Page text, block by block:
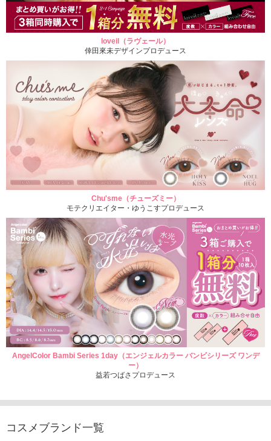
loveil（ラヴェール）
倖田來未デザインプロデュース
Chu'sme（チューズミー）
モテクリエイター・ゆうこすプロデュース
AngelColor Bambi Series 1day（エンジェルカラー バンビシリーズ ワンデ
ー）
益若つばさプロデュース
コスメブランド一覧